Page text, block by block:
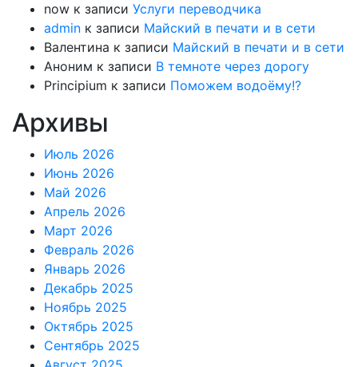
now к записи Услуги переводчика
admin к записи Майский в печати и в сети
Валентина к записи Майский в печати и в сети
Аноним к записи В темноте через дорогу
Principium к записи Поможем водоёму!?
Архивы
Июль 2026
Июнь 2026
Май 2026
Апрель 2026
Март 2026
Февраль 2026
Январь 2026
Декабрь 2025
Ноябрь 2025
Октябрь 2025
Сентябрь 2025